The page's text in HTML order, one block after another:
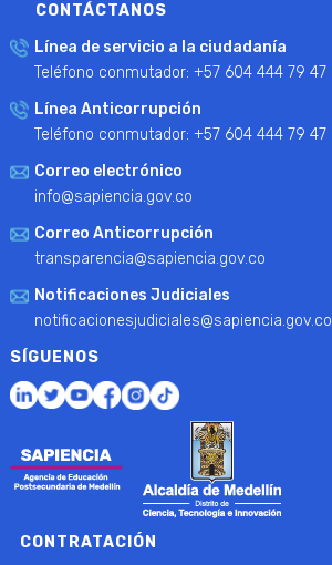
CONTÁCTANOS
Línea de servicio a la ciudadanía
Teléfono conmutador: +57 604 444 79 47
Línea Anticorrupción
Teléfono conmutador: +57 604 444 79 47
Correo electrónico
info@sapiencia.gov.co
Correo Anticorrupción
transparencia@sapiencia.gov.co
Notificaciones Judiciales
notificacionesjudiciales@sapiencia.gov.co
SÍGUENOS
CONTRATACIÓN